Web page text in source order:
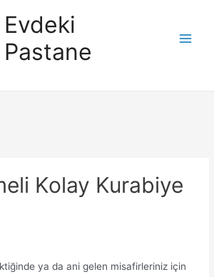
Evdeki
Pastane
Kolay Kurabiye
ya da ani gelen misafirleriniz için